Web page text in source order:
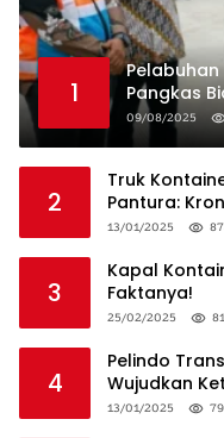
1
Pangkas
09/08/2025
2
Truk
Pantura:
13/01/2025
3
Kapal
Faktanya!
25/02/2025
4
Pelindo
Wujudkan
Global
13/01/2025